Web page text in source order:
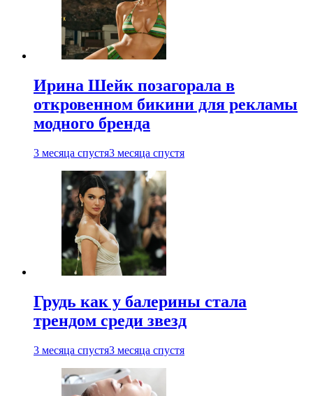
Ирина Шейк позагорала в
откровенном бикини для рекламы
модного бренда
3 месяца спустя3 месяца спустя
Грудь как у балерины стала
трендом среди звезд
3 месяца спустя3 месяца спустя